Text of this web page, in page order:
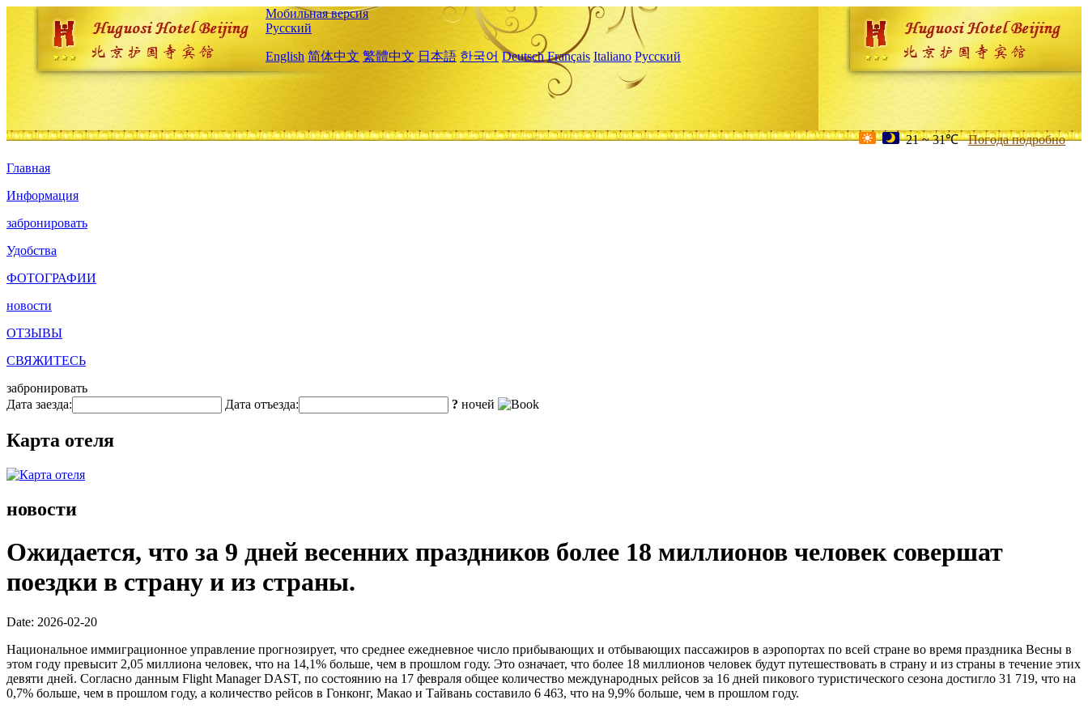
Мобильная версия
Русский
English 简体中文 繁體中文 日本語 한국어 Deutsch Français Italiano Русский
21 ~ 31℃ Погода подробно
Главная
Информация
забронировать
Удобства
ФОТОГРАФИИ
новости
ОТЗЫВЫ
СВЯЖИТЕСЬ
забронировать
Дата заезда:
Дата отъезда: ? ночей
Карта отеля
новости
Ожидается, что за 9 дней весенних праздников более 18 миллионов человек совершат
поездки в страну и из страны.
Date: 2026-02-20
Национальное иммиграционное управление прогнозирует, что среднее ежедневное число прибывающих и отбывающих пассажиров в аэропортах по всей стране во время праздника Весны в
этом году превысит 2,05 миллиона человек, что на 14,1% больше, чем в прошлом году. Это означает, что более 18 миллионов человек будут путешествовать в страну и из страны в течение этих
девяти дней. Согласно данным Flight Manager DAST, по состоянию на 17 февраля общее количество международных рейсов за 16 дней пикового туристического сезона достигло 31 719, что на
0,7% больше, чем в прошлом году, а количество рейсов в Гонконг, Макао и Тайвань составило 6 463, что на 9,9% больше, чем в прошлом году.